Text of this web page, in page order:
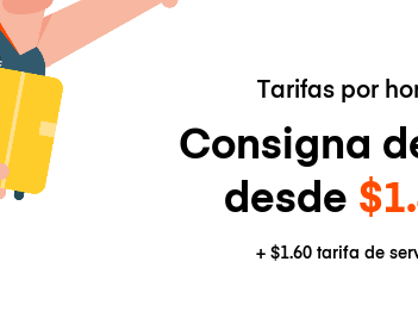
Tarifas por
Consigna
desde
+ $1.60tarifa de